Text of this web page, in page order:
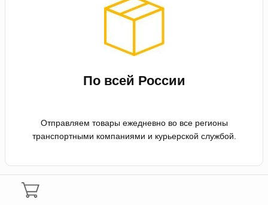
По всей России
Отправляем товары ежедневно во все регионы
транспортными компаниями и курьерской службой.